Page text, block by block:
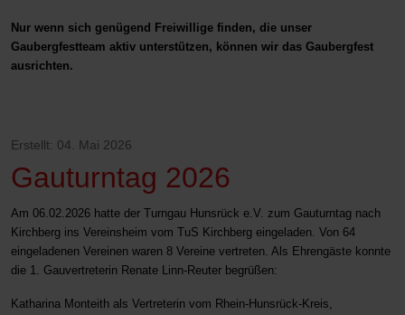
Nur wenn sich genügend Freiwillige finden, die unser
Gaubergfestteam aktiv unterstützen, können wir das Gaubergfest
ausrichten.
Erstellt: 04. Mai 2026
Gauturntag 2026
Am 06.02.2026 hatte der Turngau Hunsrück e.V. zum Gauturntag nach
Kirchberg ins Vereinsheim vom TuS Kirchberg eingeladen. Von 64
eingeladenen Vereinen waren 8 Vereine vertreten. Als Ehrengäste konnte
die 1. Gauvertreterin Renate Linn-Reuter begrüßen:
Katharina Monteith als Vertreterin vom Rhein-Hunsrück-Kreis,